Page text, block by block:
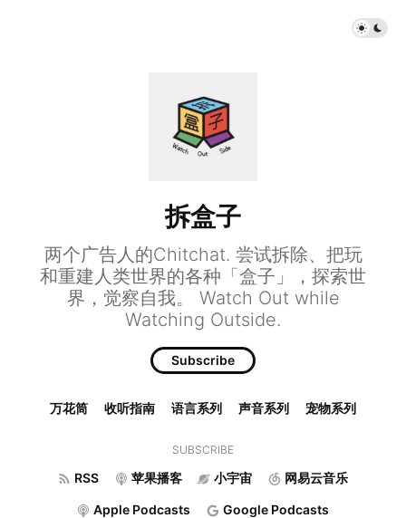
拆盒子
两个广告人的Chitchat. 尝试拆除、把玩
和重建人类世界的各种「盒子」，探索世
界，觉察自我。 Watch Out while
Watching Outside.
Subscribe
万花筒 收听指南 语言系列 声音系列 宠物系列
SUBSCRIBE
RSS 苹果播客 小宇宙 网易云音乐
Apple Podcasts Google Podcasts